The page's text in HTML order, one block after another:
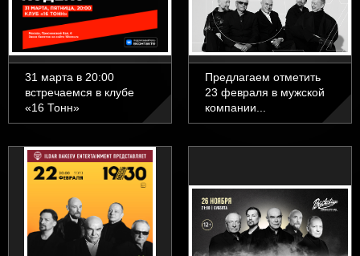
31 марта в 20:00
встречаемся в клубе
«16 Тонн»
Предлагаем отметить
23 февраля в мужской
компании...